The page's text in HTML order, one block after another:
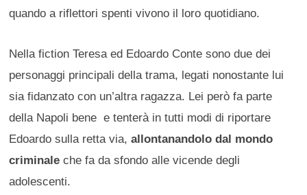
quando a riflettori spenti vivono il loro quotidiano.
Nella fiction Teresa ed Edoardo Conte sono due dei
personaggi principali della trama, legati nonostante lui
sia fidanzato con un’altra ragazza. Lei però fa parte
della Napoli bene e tenterà in tutti modi di riportare
Edoardo sulla retta via,allontanandolo dal mondo
criminale che fa da sfondo alle vicende degli
adolescenti.